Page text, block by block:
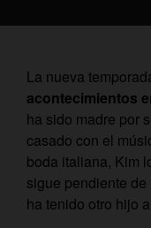
La nueva
acontecimientos
ha sido madre por
casado con el
boda italiana, Kim
sigue pendiente
ha tenido otro hijo